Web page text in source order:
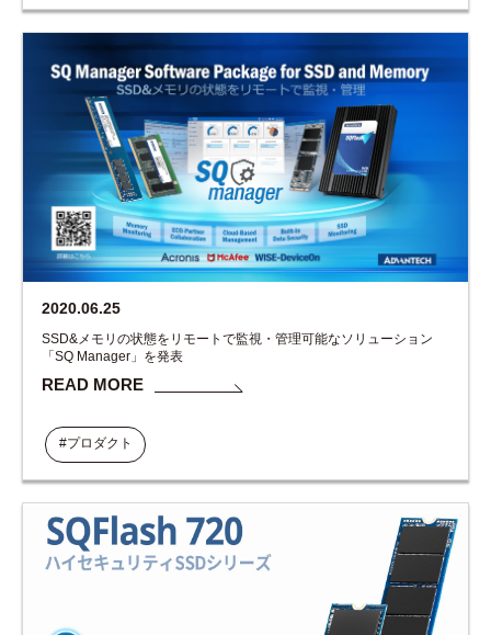
2020.06.25
SSD&メモリの状態をリモートで監視・管理可能なソリューション
「SQ Manager」を発表
READ MORE
#プロダクト